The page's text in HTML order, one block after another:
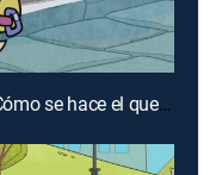
E6 | ¿De dónde viene el agua?; ¿Cómo se hace el queso?